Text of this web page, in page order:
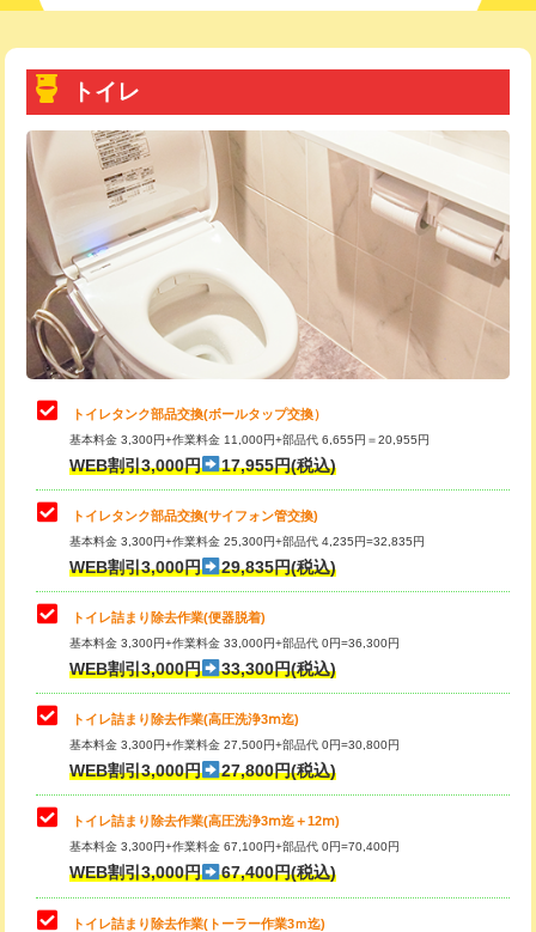
トイレ
トイレタンク部品交換(ボールタップ交換）
基本料金 3,300円+作業料金 11,000円+部品代 6,655円＝20,955円
WEB割引3,000円 17,955円(税込)
トイレタンク部品交換(サイフォン管交換)
基本料金 3,300円+作業料金 25,300円+部品代 4,235円=32,835円
WEB割引3,000円 29,835円(税込)
トイレ詰まり除去作業(便器脱着)
基本料金 3,300円+作業料金 33,000円+部品代 0円=36,300円
WEB割引3,000円 33,300円(税込)
トイレ詰まり除去作業(高圧洗浄3ⅿ迄)
基本料金 3,300円+作業料金 27,500円+部品代 0円=30,800円
WEB割引3,000円 27,800円(税込)
トイレ詰まり除去作業(高圧洗浄3ⅿ迄＋12ⅿ)
基本料金 3,300円+作業料金 67,100円+部品代 0円=70,400円
WEB割引3,000円 67,400円(税込)
トイレ詰まり除去作業(トーラー作業3ｍ迄)